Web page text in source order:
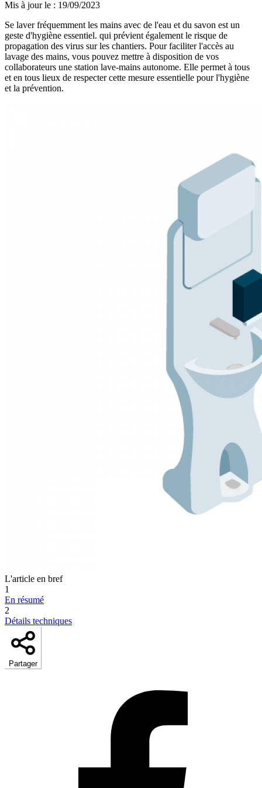
Mis à jour le : 19/09/2023
Se laver fréquemment les mains avec de l'eau et du savon est un
geste d'hygiène essentiel. qui prévient également le risque de
propagation des virus sur les chantiers. Pour faciliter l'accès au
lavage des mains, vous pouvez mettre à disposition de vos
collaborateurs une station lave-mains autonome. Elle permet à tous
et en tous lieux de respecter cette mesure essentielle pour l'hygiène
et la prévention.
L'article en bref
1
En résumé
2
Détails techniques
Partager